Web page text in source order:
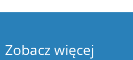
Zobacz więcej